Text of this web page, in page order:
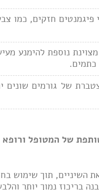
פיגמנטים חזקים, כמו
נוספת להימנע
כתמים.
של גורמים שונים
של המטופל ורופא
השיניים, תוך שימוש
בריכוז נמוך יותר